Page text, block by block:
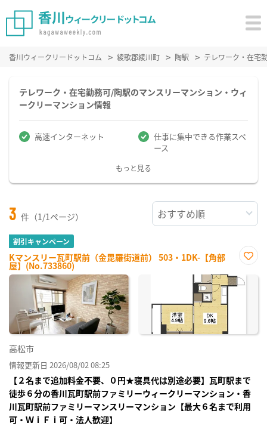
香川ウィークリードットコム 綾歌郡綾川町 陶駅 テレワーク・在宅
テレワーク・在宅勤務可/陶駅のマンスリーマンション・ウィ
ークリーマンション情報
高速インターネット
仕事に集中できる作業スペ
ース
もっと見る
3 件（1/1ページ）
割引キャンペーン
Kマンスリー瓦町駅前（金毘羅街道前） 503・1DK-【角部
屋】(No.733860)
に入
り登
高松市
情報更新日 2026/08/02 08:25
【２名まで追加料金不要、０円★寝具代は別途必要】瓦町駅まで
徒歩６分の香川瓦町駅前ファミリーウィークリーマンション・香
川瓦町駅前ファミリーマンスリーマンション【最大６名まで利用
可・ＷｉＦｉ可・法人歓迎】